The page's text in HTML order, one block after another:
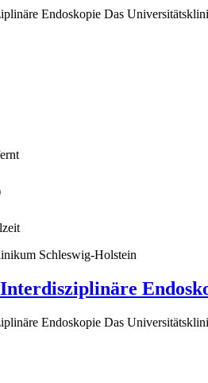
Endoskopie Das
Schleswig-Holstein
Endoskopie Das